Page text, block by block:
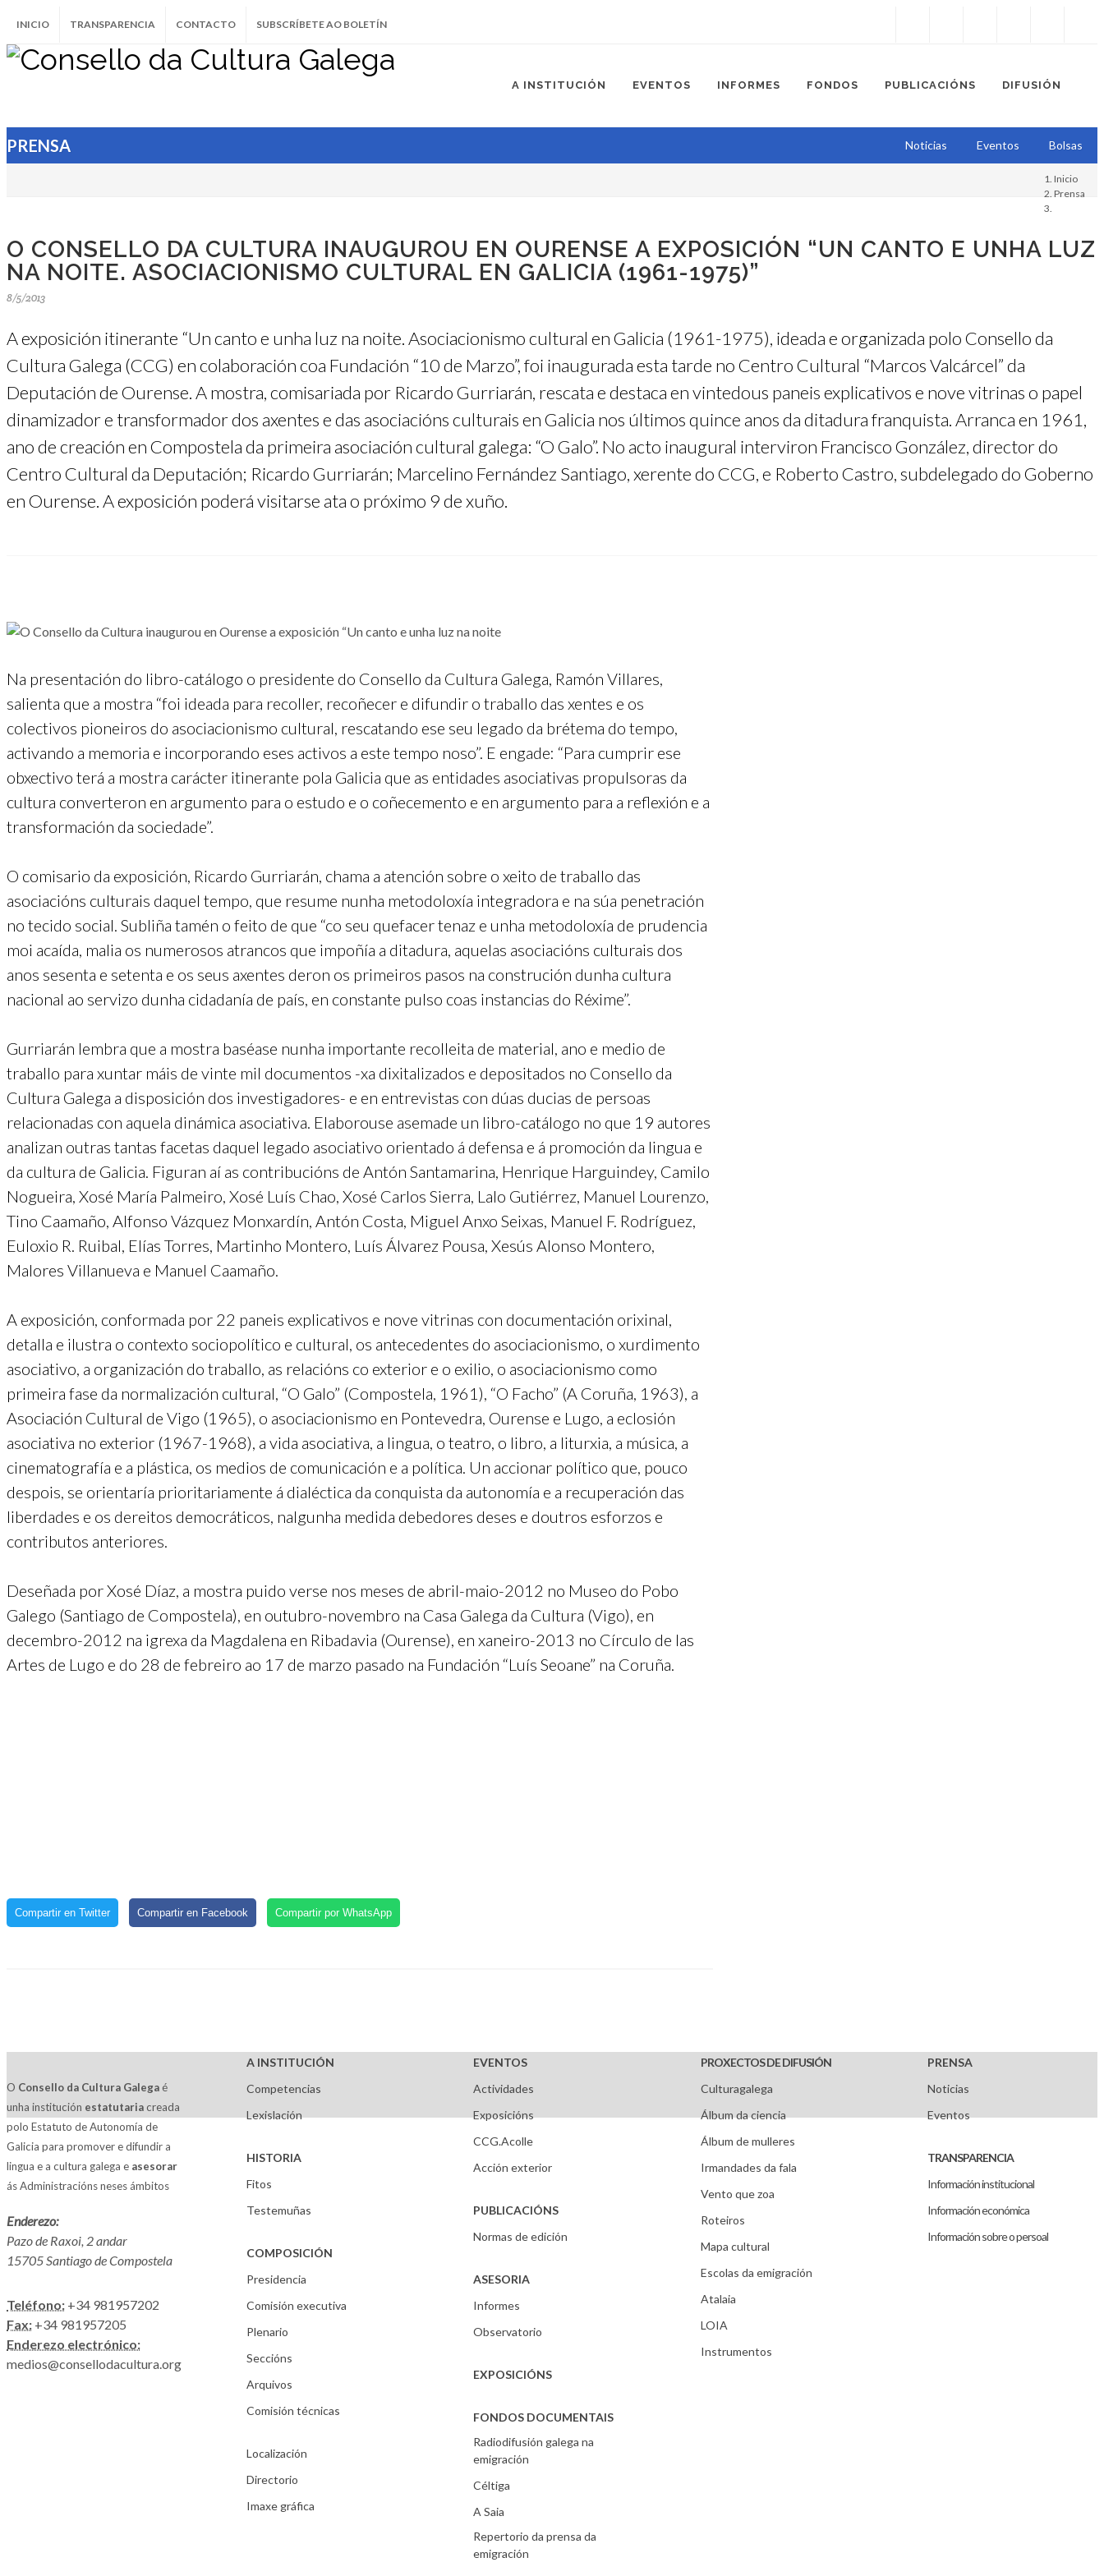
INICIO TRANSPARENCIA CONTACTO SUBSCRÍBETE AO BOLETÍN
A INSTITUCIÓN EVENTOS INFORMES FONDOS PUBLICACIÓNS DIFUSIÓN
PRENSA Noticias Eventos Bolsas
Inicio
Prensa
O CONSELLO DA CULTURA INAUGUROU EN OURENSE A EXPOSICIÓN “UN CANTO E UNHA LUZ
NA NOITE. ASOCIACIONISMO CULTURAL EN GALICIA (1961-1975)”
8/5/2013
A exposición itinerante “Un canto e unha luz na noite. Asociacionismo cultural en Galicia (1961-1975), ideada e organizada polo Consello da
Cultura Galega (CCG) en colaboración coa Fundación “10 de Marzo”, foi inaugurada esta tarde no Centro Cultural “Marcos Valcárcel” da
Deputación de Ourense. A mostra, comisariada por Ricardo Gurriarán, rescata e destaca en vintedous paneis explicativos e nove vitrinas o papel
dinamizador e transformador dos axentes e das asociacións culturais en Galicia nos últimos quince anos da ditadura franquista. Arranca en 1961,
ano de creación en Compostela da primeira asociación cultural galega: “O Galo”. No acto inaugural interviron Francisco González, director do
Centro Cultural da Deputación; Ricardo Gurriarán; Marcelino Fernández Santiago, xerente do CCG, e Roberto Castro, subdelegado do Goberno
en Ourense. A exposición poderá visitarse ata o próximo 9 de xuño.
Na presentación do libro-catálogo o presidente do Consello da Cultura Galega, Ramón Villares,
salienta que a mostra “foi ideada para recoller, recoñecer e difundir o traballo das xentes e os
colectivos pioneiros do asociacionismo cultural, rescatando ese seu legado da brétema do tempo,
activando a memoria e incorporando eses activos a este tempo noso”. E engade: “Para cumprir ese
obxectivo terá a mostra carácter itinerante pola Galicia que as entidades asociativas propulsoras da
cultura converteron en argumento para o estudo e o coñecemento e en argumento para a reflexión e a
transformación da sociedade”.
O comisario da exposición, Ricardo Gurriarán, chama a atención sobre o xeito de traballo das
asociacións culturais daquel tempo, que resume nunha metodoloxía integradora e na súa penetración
no tecido social. Subliña tamén o feito de que “co seu quefacer tenaz e unha metodoloxía de prudencia
moi acaída, malia os numerosos atrancos que impoñía a ditadura, aquelas asociacións culturais dos
anos sesenta e setenta e os seus axentes deron os primeiros pasos na construción dunha cultura
nacional ao servizo dunha cidadanía de país, en constante pulso coas instancias do Réxime”.
Gurriarán lembra que a mostra baséase nunha importante recolleita de material, ano e medio de
traballo para xuntar máis de vinte mil documentos -xa dixitalizados e depositados no Consello da
Cultura Galega a disposición dos investigadores- e en entrevistas con dúas ducias de persoas
relacionadas con aquela dinámica asociativa. Elaborouse asemade un libro-catálogo no que 19 autores
analizan outras tantas facetas daquel legado asociativo orientado á defensa e á promoción da lingua e
da cultura de Galicia. Figuran aí as contribucións de Antón Santamarina, Henrique Harguindey, Camilo
Nogueira, Xosé María Palmeiro, Xosé Luís Chao, Xosé Carlos Sierra, Lalo Gutiérrez, Manuel Lourenzo,
Tino Caamaño, Alfonso Vázquez Monxardín, Antón Costa, Miguel Anxo Seixas, Manuel F. Rodríguez,
Euloxio R. Ruibal, Elías Torres, Martinho Montero, Luís Álvarez Pousa, Xesús Alonso Montero,
Malores Villanueva e Manuel Caamaño.
A exposición, conformada por 22 paneis explicativos e nove vitrinas con documentación orixinal,
detalla e ilustra o contexto sociopolítico e cultural, os antecedentes do asociacionismo, o xurdimento
asociativo, a organización do traballo, as relacións co exterior e o exilio, o asociacionismo como
primeira fase da normalización cultural, “O Galo” (Compostela, 1961), “O Facho” (A Coruña, 1963), a
Asociación Cultural de Vigo (1965), o asociacionismo en Pontevedra, Ourense e Lugo, a eclosión
asociativa no exterior (1967-1968), a vida asociativa, a lingua, o teatro, o libro, a liturxia, a música, a
cinematografía e a plástica, os medios de comunicación e a política. Un accionar político que, pouco
despois, se orientaría prioritariamente á dialéctica da conquista da autonomía e a recuperación das
liberdades e os dereitos democráticos, nalgunha medida debedores deses e doutros esforzos e
contributos anteriores.
Deseñada por Xosé Díaz, a mostra puido verse nos meses de abril-maio-2012 no Museo do Pobo
Galego (Santiago de Compostela), en outubro-novembro na Casa Galega da Cultura (Vigo), en
decembro-2012 na igrexa da Magdalena en Ribadavia (Ourense), en xaneiro-2013 no Círculo de las
Artes de Lugo e do 28 de febreiro ao 17 de marzo pasado na Fundación “Luís Seoane” na Coruña.
Compartir en Twitter Compartir en Facebook Compartir por WhatsApp
O Consello da Cultura Galega é
unha institución estatutariacreada
polo Estatuto de Autonomía de
Galicia para promover e difundir a
lingua e a cultura galega e asesorar
ás Administracións neses ámbitos
Enderezo:
Pazo de Raxoi, 2 andar
15705 Santiago de Compostela
Teléfono: +34 981957202
Fax: +34 981957205
Enderezo electrónico:
medios@consellodacultura.org
A INSTITUCIÓN
Competencias
Lexislación
HISTORIA
Fitos
Testemuñas
COMPOSICIÓN
Presidencia
Comisión executiva
Plenario
Seccións
Arquivos
Comisión técnicas
Localización
Directorio
Imaxe gráfica
EVENTOS
Actividades
Exposicións
CCG.Acolle
Acción exterior
PUBLICACIÓNS
Normas de edición
ASESORIA
Informes
Observatorio
EXPOSICIÓNS
FONDOS DOCUMENTAIS
Radiodifusión galega na
emigración
Céltiga
A Saia
Repertorio da prensa da
emigración
PROXECTOS DE DIFUSIÓN
Culturagalega
Álbum da ciencia
Álbum de mulleres
Irmandades da fala
Vento que zoa
Roteiros
Mapa cultural
Escolas da emigración
Atalaia
LOIA
Instrumentos
PRENSA
Noticias
Eventos
TRANSPARENCIA
Información institucional
Información económica
Información sobre o persoal